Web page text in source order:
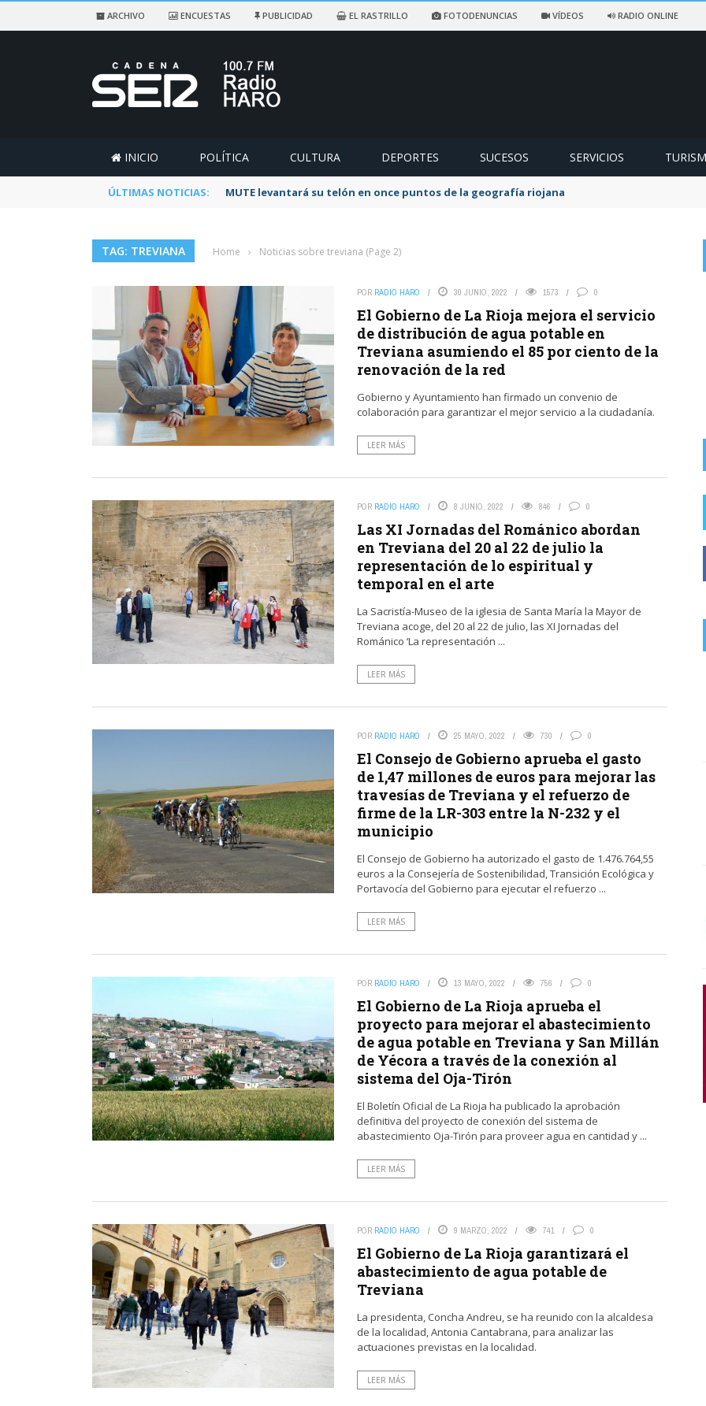
ARCHIVO ENCUESTAS PUBLICIDAD EL RASTRILLO FOTODENUNCIAS VÍDEOS RADIO ONLINE
INICIO POLÍTICA CULTURA DEPORTES SUCESOS SERVICIOS
ÚLTIMAS NOTICIAS: Rescatado un ciclista accidentado en un sendero de Ezcaray
TAG: TREVIANA Home › Noticias sobre treviana (Page 2)
POR RADIO HARO 30 JUNIO, 2022 1573 0
El Gobierno de La Rioja mejora el servicio
de distribución de agua potable en
Treviana asumiendo el 85 por ciento de la
renovación de la red
Gobierno y Ayuntamiento han firmado un convenio de
colaboración para garantizar el mejor servicio a la ciudadanía.
LEER MÁS
POR RADIO HARO 8 JUNIO, 2022 846 0
Las XI Jornadas del Románico abordan
en Treviana del 20 al 22 de julio la
representación de lo espiritual y
temporal en el arte
La Sacristía-Museo de la iglesia de Santa María la Mayor de
Treviana acoge, del 20 al 22 de julio, las XI Jornadas del
Románico ‘La representación ...
LEER MÁS
POR RADIO HARO 25 MAYO, 2022 730 0
El Consejo de Gobierno aprueba el gasto
de 1,47 millones de euros para mejorar las
travesías de Treviana y el refuerzo de
firme de la LR-303 entre la N-232 y el
municipio
El Consejo de Gobierno ha autorizado el gasto de 1.476.764,55
euros a la Consejería de Sostenibilidad, Transición Ecológica y
Portavocía del Gobierno para ejecutar el refuerzo ...
LEER MÁS
POR RADIO HARO 13 MAYO, 2022 756 0
El Gobierno de La Rioja aprueba el
proyecto para mejorar el abastecimiento
de agua potable en Treviana y San Millán
de Yécora a través de la conexión al
sistema del Oja-Tirón
El Boletín Oficial de La Rioja ha publicado la aprobación
definitiva del proyecto de conexión del sistema de
abastecimiento Oja-Tirón para proveer agua en cantidad y ...
LEER MÁS
POR RADIO HARO 9 MARZO, 2022 741 0
El Gobierno de La Rioja garantizará el
abastecimiento de agua potable de
Treviana
La presidenta, Concha Andreu, se ha reunido con la alcaldesa
de la localidad, Antonia Cantabrana, para analizar las
actuaciones previstas en la localidad.
LEER MÁS
Como me engañaron estos del Psoe. Ya no cuela
El PP acusa a los socialistas de Haro de falta de
memoria y de rigor sobre ...